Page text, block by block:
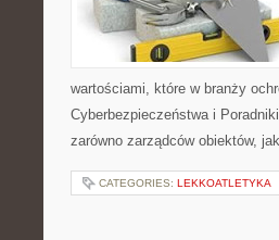
wartościami, które w branży
Cyberbezpieczeństwa i
zarówno zarządców obiektów,
CATEGORIES: LEKKOATLETYKA